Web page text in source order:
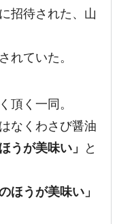
招待された、山
れていた。
頂く一同。
なく わさび醤油
うが美味い」
と
ほうが美味い」